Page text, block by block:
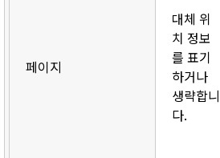
페이지
대체 위
치 정보
를 표기
하거나
생략합니
다.